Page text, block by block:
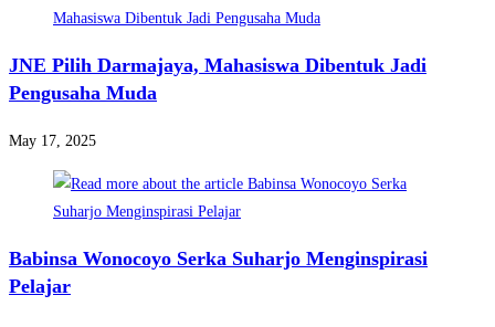
JNE Pilih Darmajaya, Mahasiswa Dibentuk Jadi
Pengusaha Muda
May 17, 2025
Babinsa Wonocoyo Serka Suharjo Menginspirasi
Pelajar